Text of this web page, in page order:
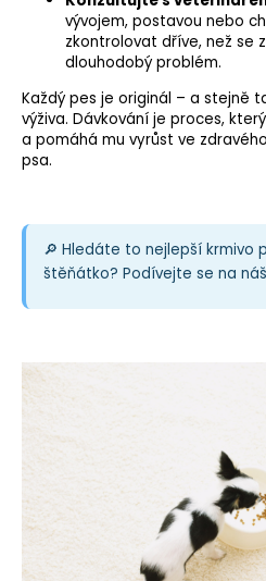
vývojem, postavou nebo
zkontrolovat dříve, než se
dlouhodobý problém.
Každý pes je originál – a stejně
výživa. Dávkování je proces,
a pomáhá mu vyrůst ve
psa.
🔎 Hledáte to nejlepší krmivo
štěňátko? Podívejte se na náš